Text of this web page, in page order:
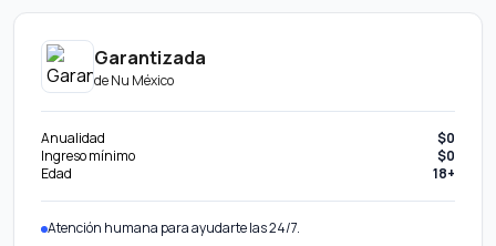
Garantizada
deNu México
Anualidad
$0
Ingreso mínimo
$0
Edad
18+
Atención humana para ayudarte las 24/7.